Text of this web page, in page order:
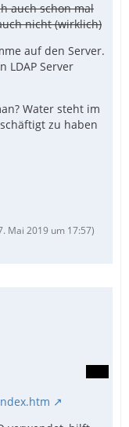
auch schon mal
nicht (wirklich)
auf den Server.
LDAP Server
Water steht im
zu haben
Mai 2019 um 17:57)